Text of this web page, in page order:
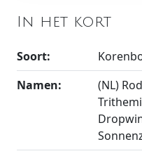
In het kort
Soort:
Namen:
(NL)